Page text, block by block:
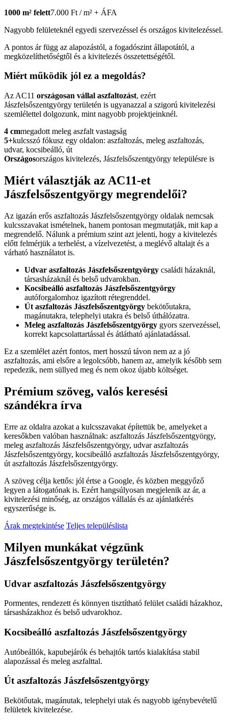
1000 m² felett7.000 Ft / m² + ÁFA
Nagyobb felületeknél egyedi szervezéssel és országos kivitelezéssel.
A pontos ár függ az alapozástól, a fogadószint állapotától, a
megközelíthetőségtől és a kivitelezés összetettségétől.
Miért működik jól ez a megoldás?
Az AC11 országosan vállal aszfaltozást, ezért
Jászfelsőszentgyörgy területén is ugyanazzal a szigorú kivitelezési
szemlélettel dolgozunk, mint nagyobb projektjeinknél.
4 cmmegadott meleg aszfalt vastagság
5+kulcsszó fókusz egy oldalon: aszfaltozás, meleg aszfaltozás,
udvar, kocsibeálló, út
Országosországos kivitelezés, Jászfelsőszentgyörgy településre is
Miért választják az AC11-et
Jászfelsőszentgyörgy megrendelői?
Az igazán erős aszfaltozás Jászfelsőszentgyörgy oldalak nemcsak
kulcsszavakat ismételnek, hanem pontosan megmutatják, mit kap a
megrendelő. Nálunk a prémium szint azt jelenti, hogy a kivitelezés
előtt felmérjük a terhelést, a vízelvezetést, a meglévő altalajt és a
várható használatot is.
Udvar aszfaltozás Jászfelsőszentgyörgy családi házaknál,
társasházaknál és belső udvarokban.
Kocsibeálló aszfaltozás Jászfelsőszentgyörgy
autóforgalomhoz igazított rétegrenddel.
Út aszfaltozás Jászfelsőszentgyörgy bekötőutakra,
magánutakra, telephelyi utakra és belső úthálózatra.
Meleg aszfaltozás Jászfelsőszentgyörgy gyors szervezéssel,
korrekt kapcsolattartással és átlátható ajánlatadással.
Ez a szemlélet azért fontos, mert hosszú távon nem az a jó
aszfaltozás, ami elsőre a legolcsóbb, hanem az, amelyik később sem
repedezik, nem süllyed meg és nem okoz újabb költséget.
Prémium szöveg, valós keresési
szándékra írva
Erre az oldalra azokat a kulcsszavakat építettük be, amelyeket a
keresőkben valóban használnak: aszfaltozás Jászfelsőszentgyörgy,
meleg aszfaltozás Jászfelsőszentgyörgy, udvar aszfaltozás
Jászfelsőszentgyörgy, kocsibeálló aszfaltozás Jászfelsőszentgyörgy,
út aszfaltozás Jászfelsőszentgyörgy.
A szöveg célja kettős: jól értse a Google, és közben meggyőző
legyen a látogatónak is. Ezért hangsúlyosan megjelenik az ár, a
kivitelezési minőség, az országos vállalás és az ajánlatkérés
egyszerűsége is.
Árak megtekintése Teljes településlista
Milyen munkákat végzünk
Jászfelsőszentgyörgy területén?
Udvar aszfaltozás Jászfelsőszentgyörgy
Pormentes, rendezett és könnyen tisztítható felület családi házakhoz,
társasházakhoz és belső udvarokhoz.
Kocsibeálló aszfaltozás Jászfelsőszentgyörgy
Autóbeállók, kapubejárók és behajtók tartós kialakítása stabil
alapozással és meleg aszfalttal.
Út aszfaltozás Jászfelsőszentgyörgy
Bekötőutak, magánutak, telephelyi utak és nagyobb igénybevételű
felületek kivitelezése.